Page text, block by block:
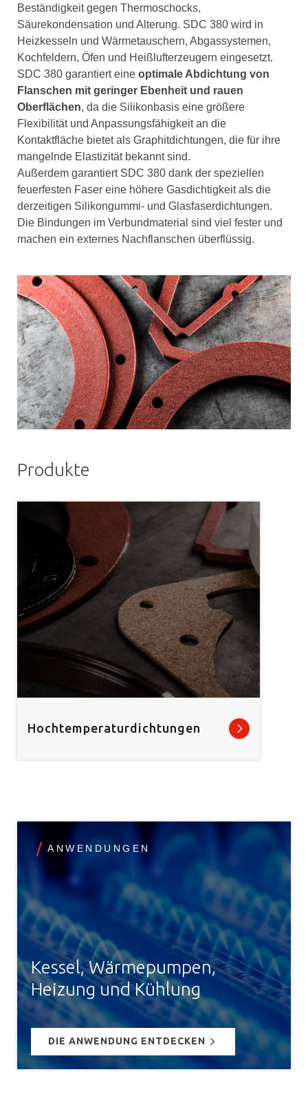
Beständigkeit gegen Thermoschocks,
Säurekondensation und Alterung. SDC 380 wird in
Heizkesseln und Wärmetauschern, Abgassystemen,
Kochfeldern, Öfen und Heißlufterzeugern eingesetzt.
SDC 380 garantiert eine optimale Abdichtung von
Flanschen mit geringer Ebenheit und rauen
Oberflächen, da die Silikonbasis eine größere
Flexibilität und Anpassungsfähigkeit an die
Kontaktfläche bietet als Graphitdichtungen, die für ihre
mangelnde Elastizität bekannt sind.
Außerdem garantiert SDC 380 dank der speziellen
feuerfesten Faser eine höhere Gasdichtigkeit als die
derzeitigen Silikongummi- und Glasfaserdichtungen.
Die Bindungen im Verbundmaterial sind viel fester und
machen ein externes Nachflanschen überflüssig.
Produkte
Hochtemperaturdichtungen
ANWENDUNGEN
Kessel, Wärmepumpen,
Heizung und Kühlung
DIE ANWENDUNG ENTDECKEN